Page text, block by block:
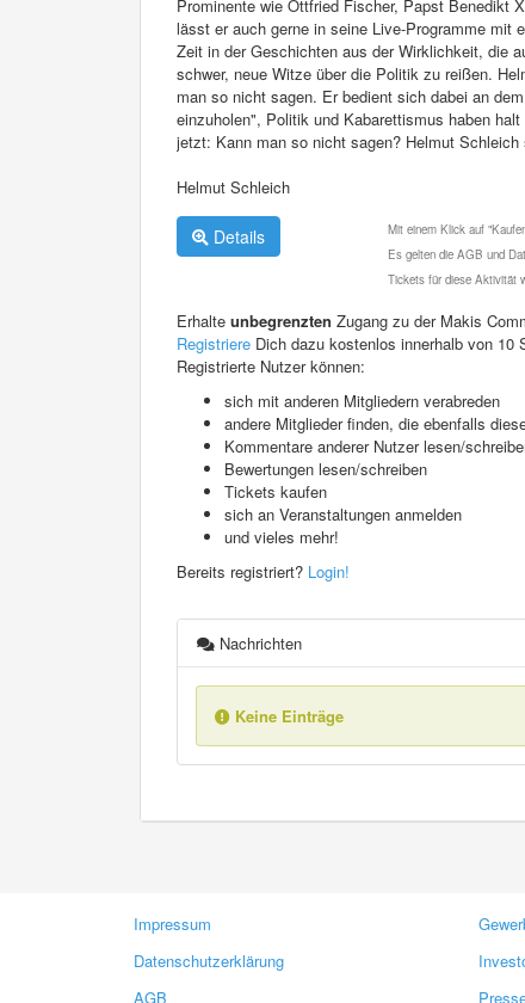
Prominente wie Ottfried Fischer, Papst Benedikt
lässt er auch gerne in seine Live-Programme mit
Zeit in der Geschichten aus der Wirklichkeit, die
schwer, neue Witze über die Politik zu reißen.
man so nicht sagen. Er bedient sich dabei an
einzuholen", Politik und Kabarettismus haben
jetzt: Kann man so nicht sagen? Helmut Schleich
Helmut Schleich
Details
Mit einem Klick auf
Es gelten die AGB und
Tickets für diese Aktivität
Erhalte unbegrenzten Zugang zu der Makis
Registriere Dich dazu kostenlos innerhalb von 10
Registrierte Nutzer können:
sich mit anderen Mitgliedern verabreden
andere Mitglieder finden, die ebenfalls
Kommentare anderer Nutzer lesen/
Bewertungen lesen/schreiben
Tickets kaufen
sich an Veranstaltungen anmelden
und vieles mehr!
Bereits registriert? Login!
Nachrichten
Keine Einträge
Impressum
Datenschutzerklärung
AGB